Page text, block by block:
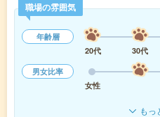
職場の雰囲気
年齢層
20代
30代
男女比率
女性
もっ